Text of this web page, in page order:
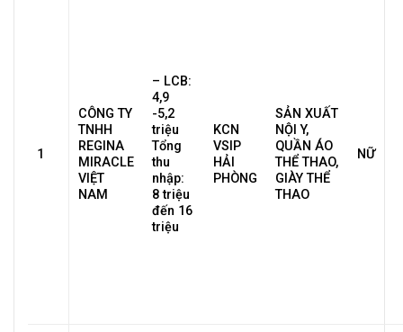
1
CÔNG TY
TNHH
REGINA
MIRACLE
VIỆT
NAM
– LCB:
4,9
-5,2
triệu
Tổng
thu
nhập:
8 triệu
đến 16
triệu
KCN
VSIP
HẢI
PHÒNG
SẢN XUẤT
NỘI Y,
QUẦN ÁO
THỂ THAO,
GIÀY THỂ
THAO
NỮ